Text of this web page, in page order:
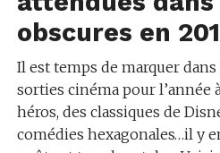
obscures en
Il est temps de marquer dans
sorties cinéma pour l’année
héros, des classiques de
comédies hexagonales…il y